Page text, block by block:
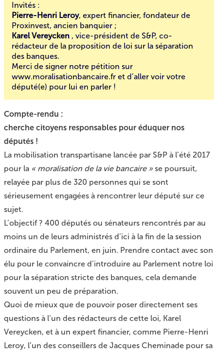
Invités :
Pierre-Henri Leroy, expert financier, fondateur de
Proxinvest, ancien banquier ;
Karel Vereycken , vice-président de S&P, co-
rédacteur de la proposition de loi sur la séparation
des banques.
Merci de signer notre pétition sur
www.moralisationbancaire.fr et d’aller voir votre
député(e) pour lui en parler !
Compte-rendu :
cherche citoyens responsables pour éduquer nos
députés !
La mobilisation transpartisane lancée par S&P à l’été 2017
pour la « moralisation de la vie bancaire »se poursuit,
relayée par plus de 320 personnes qui se sont
sérieusement engagées à rencontrer leur député sur ce
sujet.
L’objectif ? 400 députés ou sénateurs rencontrés par au
moins un de leurs administrés d’ici à la fin de la session
ordinaire du Parlement, en juin. Prendre contact avec son
élu pour le convaincre d’introduire au Parlement notre loi
pour la séparation stricte des banques, cela demande
souvent un peu de préparation.
Quoi de mieux que de pouvoir poser directement ses
questions à l’un des rédacteurs de cette loi, Karel
Vereycken, et à un expert financier, comme Pierre-Henri
Leroy, l’un des conseillers de Jacques Cheminade pour sa